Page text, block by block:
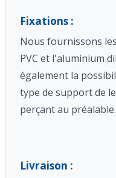
Fixations :
Nous fournissons
PVC et l'aluminium
également la
type de support de
perçant au préalable.
Livraison :